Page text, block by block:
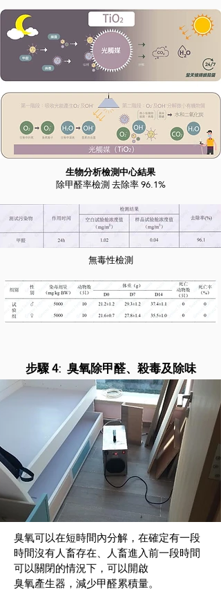
生物分析檢測中心結果
除甲醛率檢測 去除率 96.1%
無毒性檢測
步驟 4: 臭氧除甲醛、殺毒及除味
臭氧可以在短時間內分解，在確定有一段
時間沒有人畜存在、人畜進入前一段時間
可以關閉的情況下，可以開啟
臭氧產生器，減少甲醛累積量。